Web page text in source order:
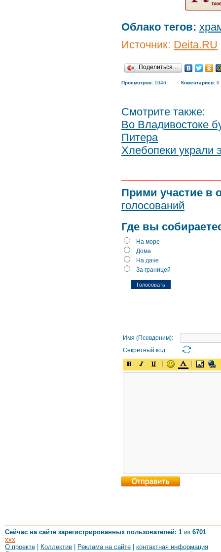
Облако тегов:
Источник: Deita.RU
Поделиться…
Просмотров: 1046 Коментариев: 0
Смотрите также:
Во Владивостоке
Питера
Хлебопеки украли
Прими участие в
голосований
Где вы
На море
Дома
На даче
За границей
Имя (Псевдоним):
Секретный код:
Сейчас на сайте зарегистрированных пользователей: 1 из 6701
xxx
О проекте
Коллектив Реклама на сайте
контактная информация